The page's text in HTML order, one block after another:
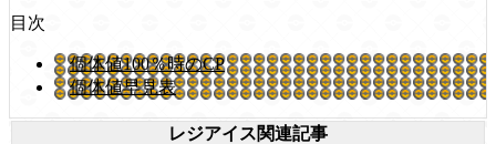
目次
個体値100％時のCP
個体値早見表
レジアイス関連記事